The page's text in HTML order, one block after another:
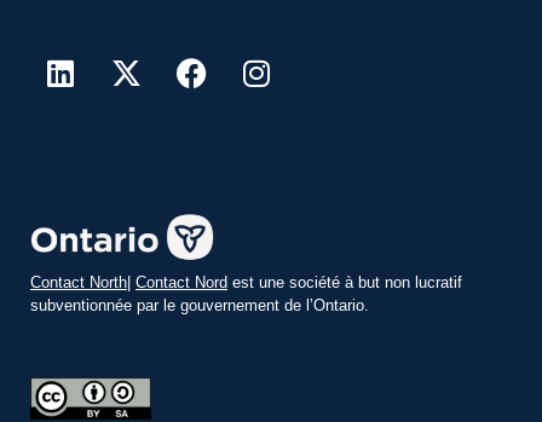
Contact North Contact Nord est une société à but non lucratif
subventionnée par le gouvernement de l’Ontario.